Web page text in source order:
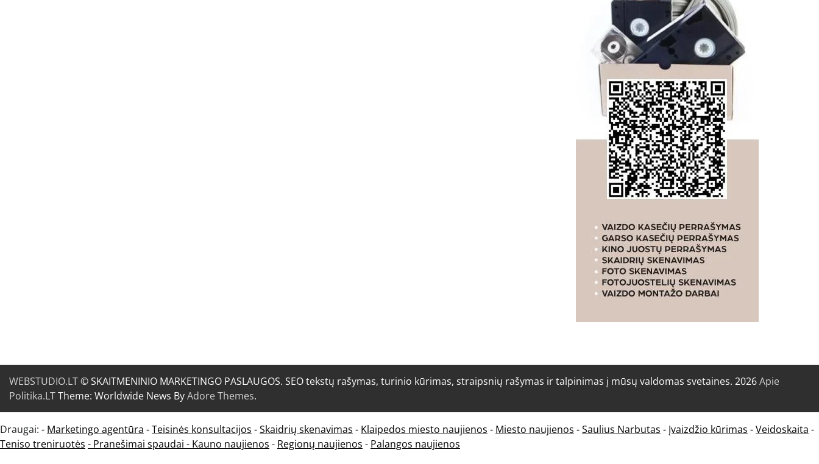
WEBSTUDIO.LT© SKAITMENINIO MARKETINGO PASLAUGOS. SEO tekstų rašymas, turinio kūrimas, straipsnių rašymas ir talpinimas į mūsų valdomas svetaines. 2026Apie
Politika.LTTheme: Worldwide News ByAdore Themes.
Draugai: - Marketingo agentūra -Teisinės konsultacijos -Skaidrių skenavimas - Klaipedos miesto naujienos - Miesto naujienos -Saulius Narbutas - Įvaizdžio kūrimas -Veidoskaita -
Teniso treniruotės - Pranešimai spaudai - Kauno naujienos - Regionų naujienos - Palangos naujienos